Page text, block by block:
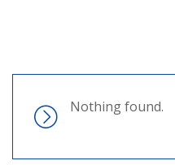
Nothing found.